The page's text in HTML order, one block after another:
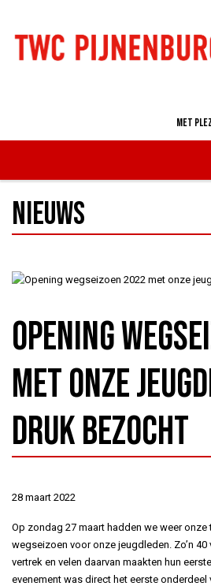
Met
Nieuws
Opening
met onze
druk bezocht
28 maart 2022
Op zondag 27 maart hadden we weer
wegseizoen voor onze jeugdleden. Zo’n 40
vertrek en velen daarvan maakten hun
evenement was direct het eerste onderdeel